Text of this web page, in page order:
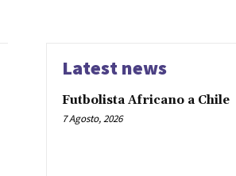
Latest news
Futbolista Africano a Chile
7 Agosto, 2026